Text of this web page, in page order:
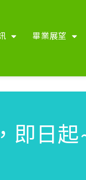
畢業展望
即日